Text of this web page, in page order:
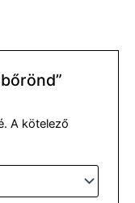
A kötelező